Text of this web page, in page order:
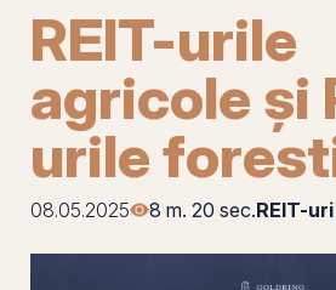
REIT-urile
agricole și
urile
08.05.2025 8 m. 20 sec.REIT-uri